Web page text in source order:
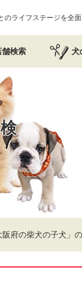
のライフステージを全
舗検索 犬
阪府の柴犬の子犬」